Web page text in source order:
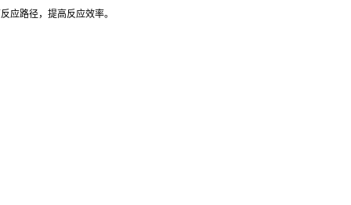
应路径，提高反应效率。